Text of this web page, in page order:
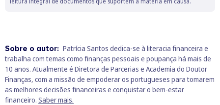
Sobre o autor: Patrícia Santos dedica-se à literacia financeira e
trabalha com temas como finanças pessoais e poupança há mais de
10 anos. Atualmente é Diretora de Parcerias e Academia do Doutor
Finanças, com a missão de empoderar os portugueses para tomarem
as melhores decisões financeiras e conquistar o bem-estar
financeiro. Saber mais.